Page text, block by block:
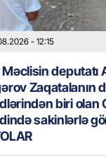
- 12:15
Məclisin deputatı
Zaqatalanın
biri olan
sakinlərlə